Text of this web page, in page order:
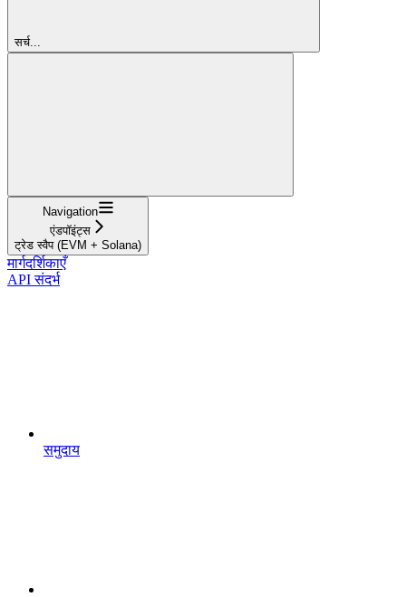
सर्च...
Navigation
एंडपॉइंट्स
ट्रेड स्वैप (EVM + Solana)
मार्गदर्शिकाएँ
API संदर्भ
समुदाय